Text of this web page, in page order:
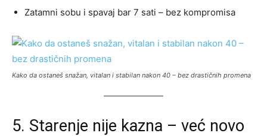
Zatamni sobu i spavaj bar 7 sati – bez kompromisa
Kako da ostaneš snažan, vitalan i stabilan nakon 40 – bez drastičnih promena
5. Starenje nije kazna – već novo